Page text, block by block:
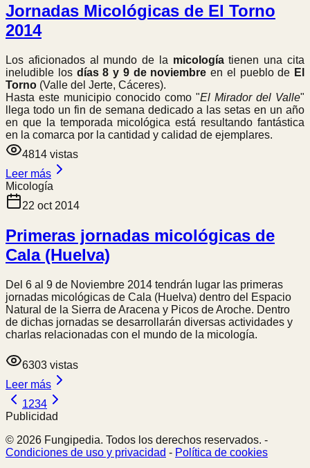
Jornadas Micológicas de El Torno
2014
Los aficionados al mundo de la micologíatienen una cita
ineludible los días 8 y 9 de noviembre en el pueblo de El
Torno (Valle del Jerte, Cáceres).
Hasta este municipio conocido como "El Mirador del Valle"
llega todo un fin de semana dedicado a las setas en un año
en que la temporada micológica está resultando fantástica
en la comarca por la cantidad y calidad de ejemplares.
4814 vistas
Leer más
Micología
22 oct 2014
Primeras jornadas micológicas de
Cala (Huelva)
Del 6 al 9 de Noviembre 2014 tendrán lugar las primeras
jornadas micológicas de Cala (Huelva) dentro del Espacio
Natural de la Sierra de Aracena y Picos de Aroche. Dentro
de dichas jornadas se desarrollarán diversas actividades y
charlas relacionadas con el mundo de la micología.
6303 vistas
Leer más
1234
Publicidad
© 2026 Fungipedia. Todos los derechos reservados. -
Condiciones de uso y privacidad - Política de cookies